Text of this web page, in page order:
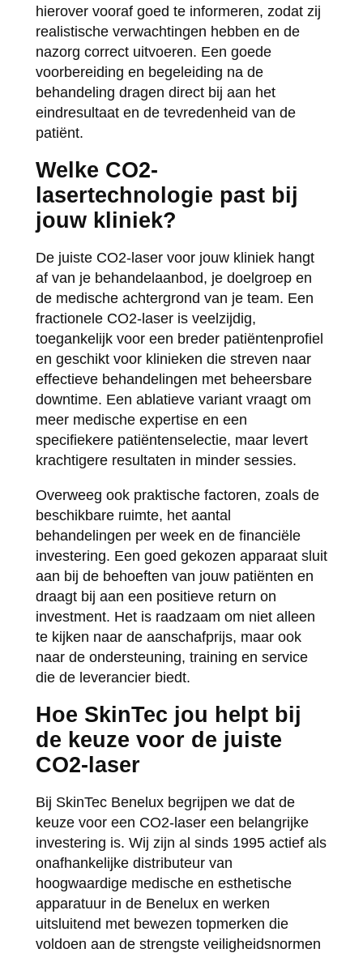
hierover vooraf goed te informeren, zodat zij
realistische verwachtingen hebben en de
nazorg correct uitvoeren. Een goede
voorbereiding en begeleiding na de
behandeling dragen direct bij aan het
eindresultaat en de tevredenheid van de
patiënt.
Welke CO2-
lasertechnologie past bij
jouw kliniek?
De juiste CO2-laser voor jouw kliniek hangt
af van je behandelaanbod, je doelgroep en
de medische achtergrond van je team. Een
fractionele CO2-laser is veelzijdig,
toegankelijk voor een breder patiëntenprofiel
en geschikt voor klinieken die streven naar
effectieve behandelingen met beheersbare
downtime. Een ablatieve variant vraagt om
meer medische expertise en een
specifiekere patiëntenselectie, maar levert
krachtigere resultaten in minder sessies.
Overweeg ook praktische factoren, zoals de
beschikbare ruimte, het aantal
behandelingen per week en de financiële
investering. Een goed gekozen apparaat sluit
aan bij de behoeften van jouw patiënten en
draagt bij aan een positieve return on
investment. Het is raadzaam om niet alleen
te kijken naar de aanschafprijs, maar ook
naar de ondersteuning, training en service
die de leverancier biedt.
Hoe SkinTec jou helpt bij
de keuze voor de juiste
CO2-laser
Bij SkinTec Benelux begrijpen we dat de
keuze voor een CO2-laser een belangrijke
investering is. Wij zijn al sinds 1995 actief als
onafhankelijke distributeur van
hoogwaardige medische en esthetische
apparatuur in de Benelux en werken
uitsluitend met bewezen topmerken die
voldoen aan de strengste veiligheidsnormen